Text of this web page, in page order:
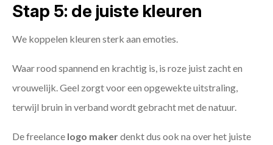
Stap 5: de juiste kleuren
We koppelen kleuren sterk aan emoties.
Waar rood spannend en krachtig is, is roze juist zacht en
vrouwelijk. Geel zorgt voor een opgewekte uitstraling,
terwijl bruin in verband wordt gebracht met de natuur.
De freelance logo makerdenkt dus ook na over het juiste